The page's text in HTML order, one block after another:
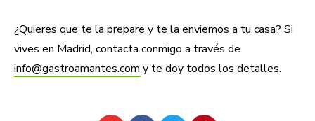
¿Quieres que te la prepare y te la enviemos a tu casa? Si
vives en Madrid, contacta conmigo a través de
info@gastroamantes.com y te doy todos los detalles.